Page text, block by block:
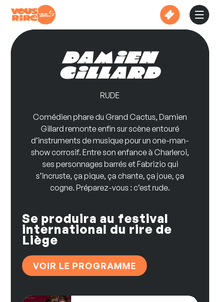
content
Damien
Gillard
RUDE
Comédien phare du Grand Cactus, Damien
Gillard remonte enfin sur scène entouré
d’instruments de musique pour un one-man-
show corrosif. Entre son enfance à Charleroi,
ses personnages barrés et Fabrizio qui
s’incruste, ça pique, ça chante, ça joue, ça
cogne. Préparez-vous : c’est rude.
Se produira au festival
international du rire de
Liège
VOIR LE PROGRAMME